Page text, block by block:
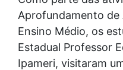
Aprofundamento de
Ensino Médio, os
Estadual Professor
Ipameri, visitaram